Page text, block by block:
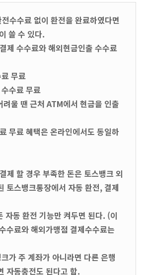
수수료 없이 환전을 완료하였다면
쓸 수 있다.
제 수수료와 해외현금인출 수수료
무료
수료 무료
려울 땐 근처 ATM에서 현금을 인출
무료 혜택은 온라인에서도 동일하
제 할 경우 부족한 돈은 토스뱅크 외
토스뱅크통장에서 자동 환전, 결제
자동 환전 기능만 켜두면 된다. (이
수료와 해외가맹점 결제수수료는
가 주 계좌가 아니라면 다른 은행
자동충전도 된다고 함.